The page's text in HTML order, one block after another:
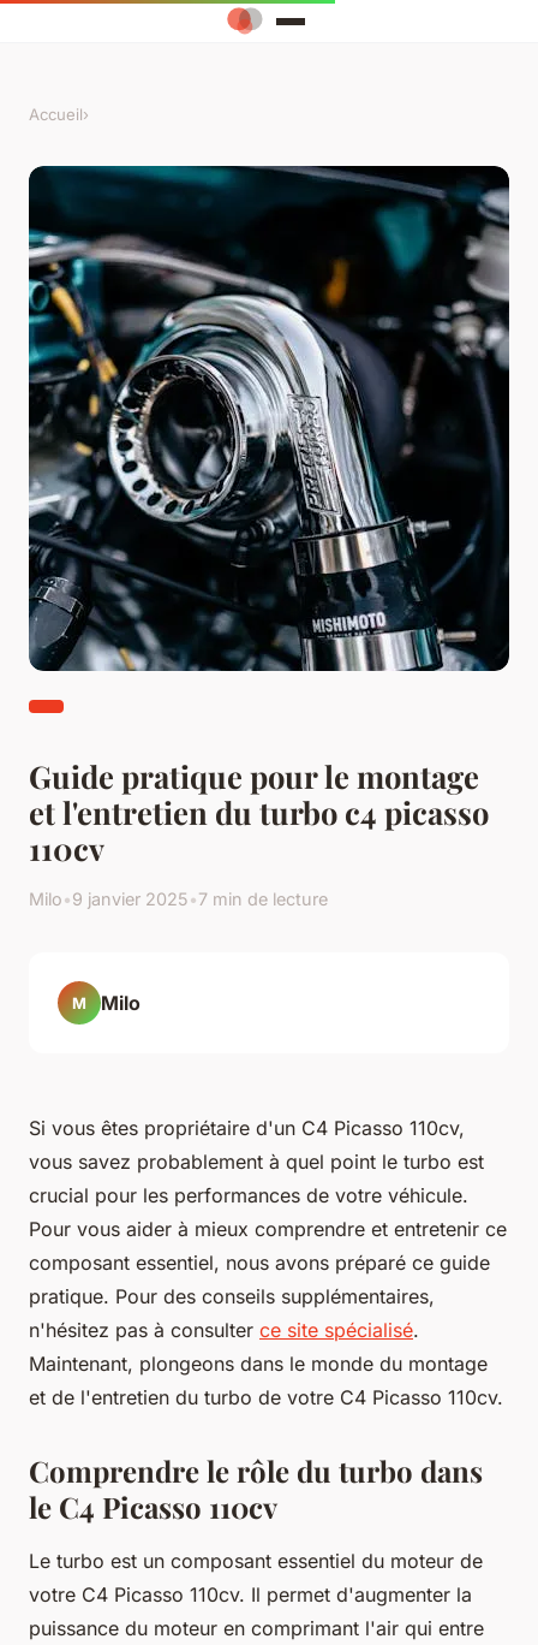
Accueil›
Guide pratique pour le montage
et l'entretien du turbo c4 picasso
110cv
Milo•9 janvier 2025•7 min de lecture
Si vous êtes propriétaire d'un C4 Picasso 110cv,
vous savez probablement à quel point le turbo est
crucial pour les performances de votre véhicule.
Pour vous aider à mieux comprendre et entretenir ce
composant essentiel, nous avons préparé ce guide
pratique. Pour des conseils supplémentaires,
n'hésitez pas à consulter ce site spécialisé.
Maintenant, plongeons dans le monde du montage
et de l'entretien du turbo de votre C4 Picasso 110cv.
Comprendre le rôle du turbo dans
le C4 Picasso 110cv
Le turbo est un composant essentiel du moteur de
votre C4 Picasso 110cv. Il permet d'augmenter la
puissance du moteur en comprimant l'air qui entre
M Milo